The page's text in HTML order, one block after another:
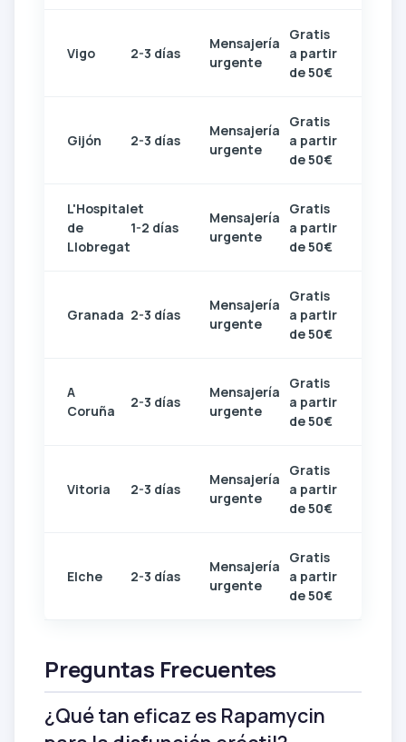
Vigo 2-3 días
Mensajería
urgente
Gratis
a partir
de 50€
Gijón 2-3 días
Mensajería
urgente
Gratis
a partir
de 50€
L'Hospitalet
de
Llobregat
1-2 días
Mensajería
urgente
Gratis
a partir
de 50€
Granada 2-3 días
Mensajería
urgente
Gratis
a partir
de 50€
A
Coruña
2-3 días
Mensajería
urgente
Gratis
a partir
de 50€
Vitoria 2-3 días
Mensajería
urgente
Gratis
a partir
de 50€
Elche 2-3 días
Mensajería
urgente
Gratis
a partir
de 50€
Preguntas Frecuentes
¿Qué tan eficaz es Rapamycin